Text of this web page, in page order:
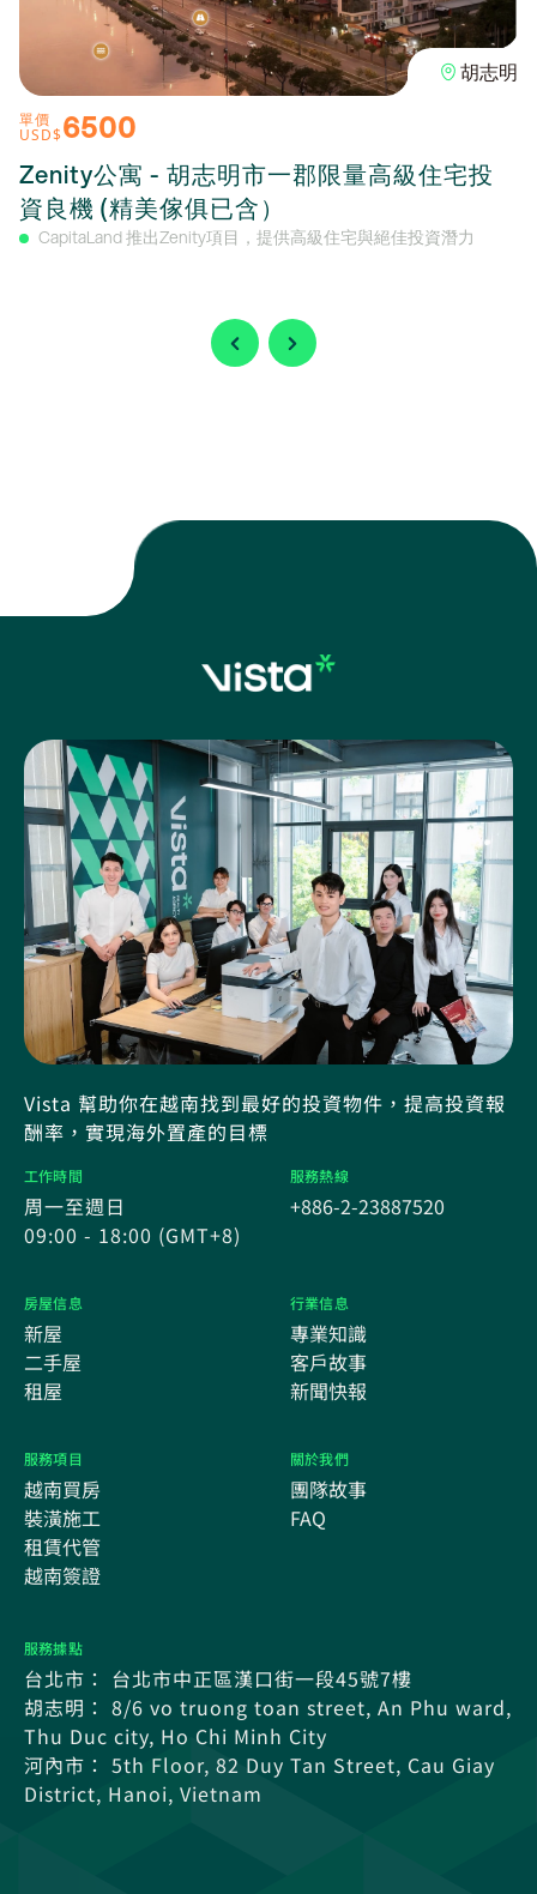
胡志明
單價
USD$6500
Zenity公寓 - 胡志明市一郡限量高級住宅投
資良機 (精美傢俱已含）
CapitaLand 推出Zenity項目，提供高級住宅與絕佳投資潛力
Vista 幫助你在越南找到最好的投資物件，提高投資報
酬率，實現海外置產的目標
工作時間
周一至週日
09:00 - 18:00 (GMT+8)
服務熱線
+886-2-23887520
房屋信息
新屋
二手屋
租屋
行業信息
專業知識
客戶故事
新聞快報
服務項目
越南買房
裝潢施工
租賃代管
越南簽證
關於我們
團隊故事
FAQ
服務據點
台北市： 台北市中正區漢口街一段45號7樓
胡志明： 8/6 vo truong toan street, An Phu ward,
Thu Duc city, Ho Chi Minh City
河內市： 5th Floor, 82 Duy Tan Street, Cau Giay
District, Hanoi, Vietnam